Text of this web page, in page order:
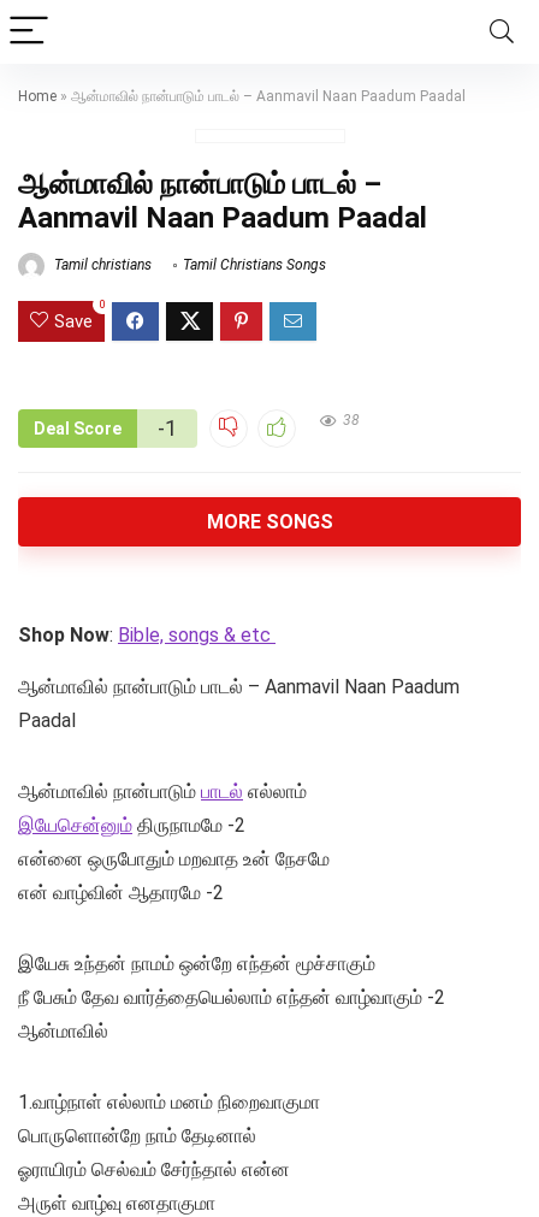
Home » ஆன்மாவில் நான்பாடும் பாடல் – Aanmavil Naan Paadum Paadal
ஆன்மாவில் நான்பாடும் பாடல் –
Aanmavil Naan Paadum Paadal
Tamil christians Tamil Christians Songs
Save
0
Deal Score -1 38
MORE SONGS
Shop Now: Bible, songs & etc
ஆன்மாவில் நான்பாடும் பாடல் – Aanmavil Naan Paadum
Paadal
ஆன்மாவில் நான்பாடும் பாடல் எல்லாம்
இயேசென்னும் திருநாமமே -2
என்னை ஒருபோதும் மறவாத உன் நேசமே
என் வாழ்வின் ஆதாரமே -2
இயேசு உந்தன் நாமம் ஒன்றே எந்தன் மூச்சாகும்
நீ பேசும் தேவ வார்த்தையெல்லாம் எந்தன் வாழ்வாகும் -2
ஆன்மாவில்
1.வாழ்நாள் எல்லாம் மனம் நிறைவாகுமா
பொருளொன்றே நாம் தேடினால்
ஓராயிரம் செல்வம் சேர்ந்தால் என்ன
அருள் வாழ்வு எனதாகுமா